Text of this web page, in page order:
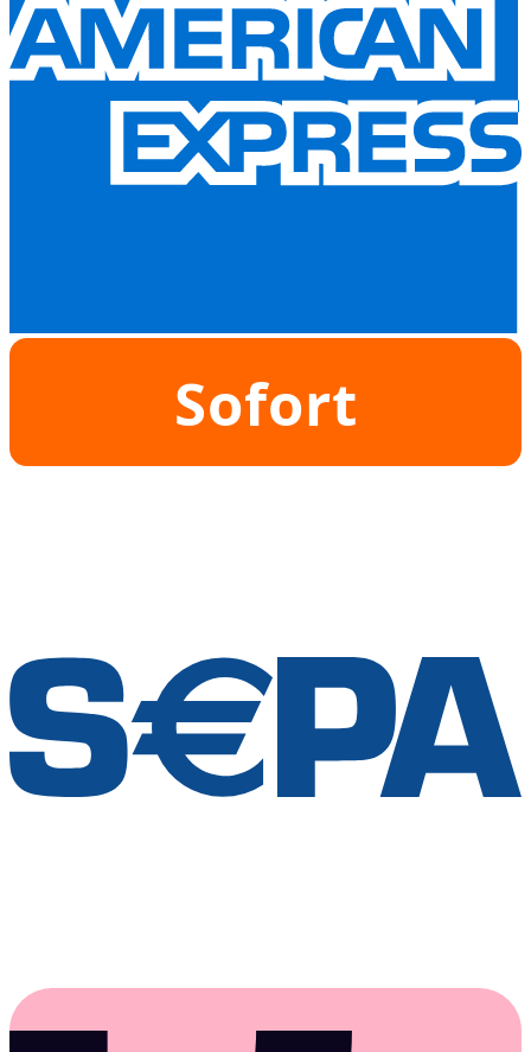
Sofort